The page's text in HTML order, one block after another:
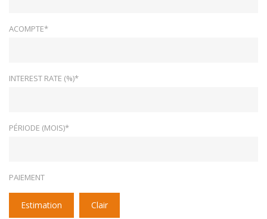
ACOMPTE*
INTEREST RATE (%)*
PÉRIODE (MOIS)*
PAIEMENT
Estimation Clair